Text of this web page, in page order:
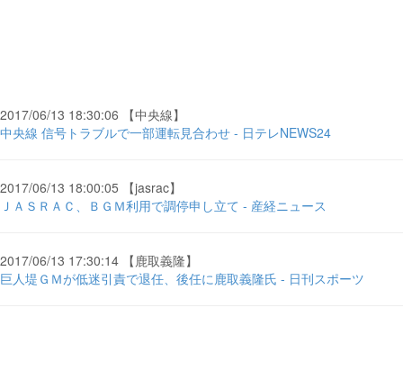
2017/06/13 18:30:06 【中央線】
中央線 信号トラブルで一部運転見合わせ - 日テレNEWS24
2017/06/13 18:00:05 【jasrac】
ＪＡＳＲＡＣ、ＢＧＭ利用で調停申し立て - 産経ニュース
2017/06/13 17:30:14 【鹿取義隆】
巨人堤ＧＭが低迷引責で退任、後任に鹿取義隆氏 - 日刊スポーツ